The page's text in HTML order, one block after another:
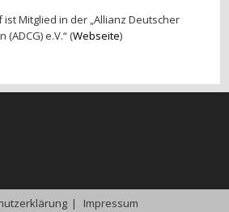
ist Mitglied in der „Allianz Deutscher
e.V.“ (Webseite)
Impressum